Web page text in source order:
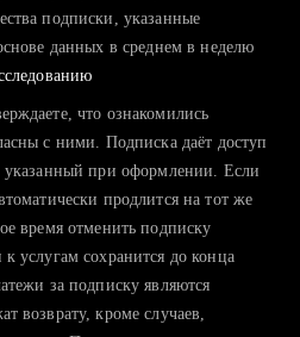
на поиск и вручную поднимаете
конкурентами и оценить шансы
подписки, указанные
данных в среднем в неделю
что ознакомились
с ними. Подписка даёт доступ
указанный при оформлении. Если
продлится на тот же
время отменить подписку
услугам сохранится до конца
за подписку являются
возврату, кроме случаев,